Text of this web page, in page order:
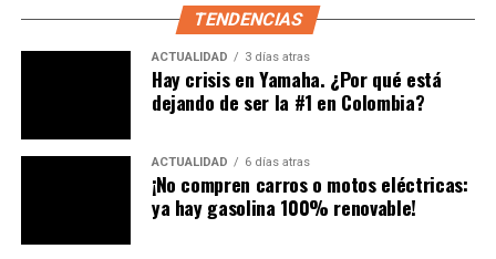
Además delshow de motos en Bogotá, elFestival de
ofrecerá conciertos gratuitos en el Parque
Simón Bolívar. El show de apertura del 2 de agosto
contará con artistas como Maia, Jorge Celedón y Peter
Manjarrés. También habrá el tradicional Festival de
Cometas, Góspel al Parque, actividades recreativas y
eventos deportivos inclusivos. La ciclovía extendida de
17 horas, exhibiciones de freestyle y zonas temáticas
como la Villa Infantil Playa y la Villa Peluda están
TENDENCIAS
ACTUALIDAD 3 días atras
Hay crisis en Yamaha. ¿Por qué está
dejando de ser la #1 en Colombia?
ACTUALIDAD 6 días atras
¡No compren carros o motos eléctricas:
ya hay gasolina 100% renovable!